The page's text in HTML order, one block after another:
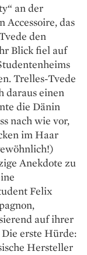
an der
das
den
Blick fiel auf
Trelles-Tvede
daraus einen
die Dänin
nach wie vor,
im Haar
Anekdote zu
Felix
auf ihrer
erste Hürde:
Hersteller